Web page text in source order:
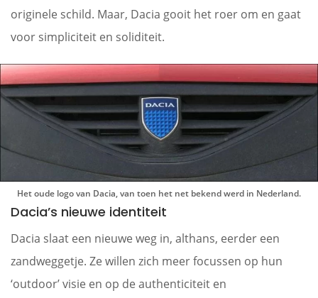
originele schild. Maar, Dacia gooit het roer om en gaat
voor simpliciteit en soliditeit.
Het oude logo van Dacia, van toen het net bekend werd in Nederland.
Dacia’s nieuwe identiteit
Dacia slaat een nieuwe weg in, althans, eerder een
zandweggetje. Ze willen zich meer focussen op hun
‘outdoor’ visie en op de authenticiteit en